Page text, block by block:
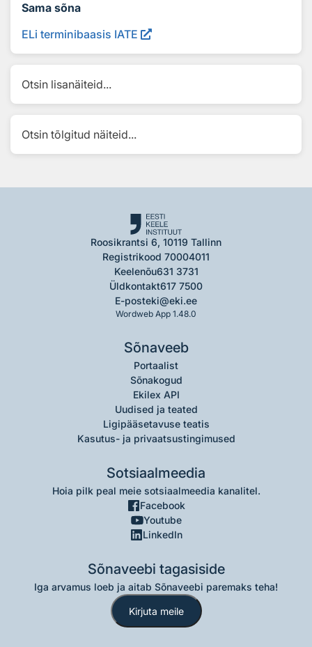
Sama sõna
ELi terminibaasis IATE
Otsin lisanäiteid...
Otsin tõlgitud näiteid...
Roosikrantsi 6, 10119 Tallinn
Registrikood 70004011
Keelenõu631 3731
Üldkontakt617 7500
E-posteki@eki.ee
Wordweb App 1.48.0
Sõnaveeb
Portaalist
Sõnakogud
Ekilex API
Uudised ja teated
Ligipääsetavuse teatis
Kasutus- ja privaatsustingimused
Sotsiaalmeedia
Hoia pilk peal meie sotsiaalmeedia kanalitel.
Facebook
Youtube
LinkedIn
Sõnaveebi tagasiside
Iga arvamus loeb ja aitab Sõnaveebi paremaks teha!
Kirjuta meile